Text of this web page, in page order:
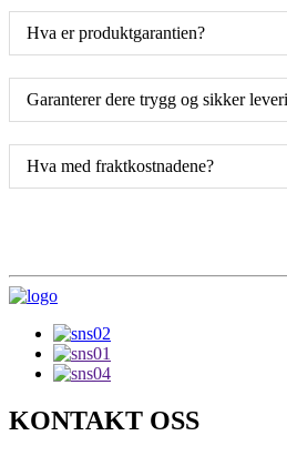
Hva er produktgarantien?
Garanterer dere trygg og sikker
Hva med fraktkostnadene?
KONTAKT OSS